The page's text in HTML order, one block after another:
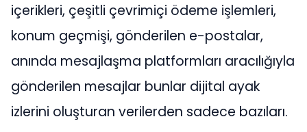
içerikleri, çeşitli çevrimiçi ödeme işlemleri,
konum geçmişi, gönderilen e-postalar,
anında mesajlaşma platformları aracılığıyla
gönderilen mesajlar bunlar dijital ayak
izlerini oluşturan verilerden sadece bazıları.